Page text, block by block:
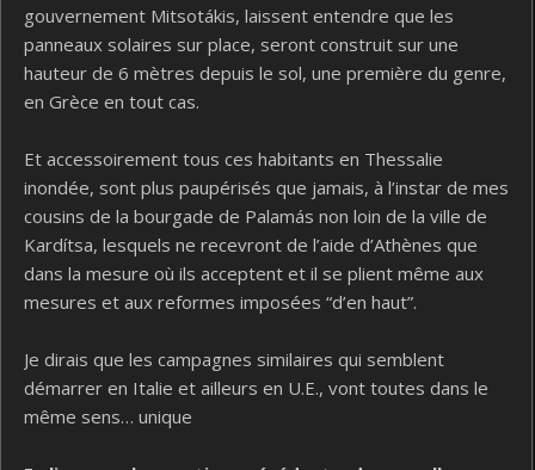
gouvernement Mitsotákis, laissent entendre que les
panneaux solaires sur place, seront construit sur une
hauteur de 6 mètres depuis le sol, une première du genre,
en Grèce en tout cas.
Et accessoirement tous ces habitants en Thessalie
inondée, sont plus paupérisés que jamais, à l’instar de mes
cousins de la bourgade de Palamás non loin de la ville de
Kardítsa, lesquels ne recevront de l’aide d’Athènes que
dans la mesure où ils acceptent et il se plient même aux
mesures et aux reformes imposées “d’en haut”.
Je dirais que les campagnes similaires qui semblent
démarrer en Italie et ailleurs en U.E., vont toutes dans le
même sens… unique